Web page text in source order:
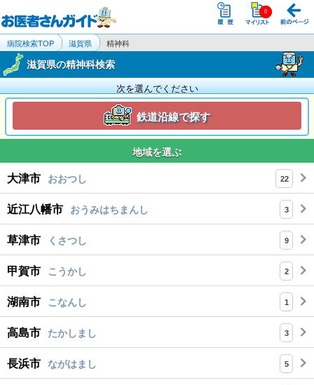
病院検索TOP 滋賀県 精神科
滋賀県の精神科検索
次を選んでください
鉄道沿線で探す
地域を選ぶ
大津市 おおつし 22
近江八幡市 おうみはちまんし 3
草津市 くさつし 9
甲賀市 こうかし 2
湖南市 こなんし 1
高島市 たかしまし 3
長浜市 ながはまし 5